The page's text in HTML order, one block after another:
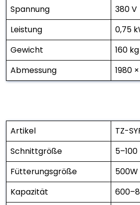
Spannung
380 V
Leistung
0,75
Gewicht
160 kg
Abmessung
1980
Artikel
TZ-
Schnittgröße
Fütterungsgröße
500W
Kapazität